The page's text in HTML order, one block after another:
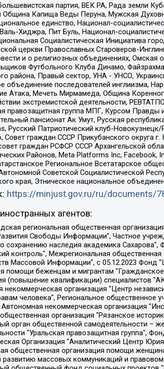
партия, ВЕК РА, Рада земли
Община Капища Веды Перуна, Мужская
единство, Национал-
Хиджра, Пит Буль, Национал-
Социалистическая Инициатива
церкви Православных Староверов-
и о религиозных объединениях, Омская
Футбольного Клуба Динамо,
района, Правый сектор, УНА - УНСО,
объединение последователей инглиизма,
Атака, Мечеть Мирмамеда, Община
экстремистской деятельности,
правозащитная группа МПГ, Курсом Правды
пансионат Ак Умут, Русская
Русский Патриотический клуб-
Совет граждан СССР Прикубанского округа
граждан РСФСР СССР Архангельской
Районов, Meta Platforms Inc,
Региональное Всетатарское
Советской Социалистической
края, Этническое национальное
https://minjust.gov.ru/ru/documents/
агентов:
благотворительная организация помощи беженцам и мигрантам "Гражданское содействие", Негосударственное образовательное учреждение дополнительного профессионального образования (повышение квалификации) специалистов "АКАДЕМИЯ ПО ПРАВАМ ЧЕЛОВЕКА", Свердловская региональная общественная организация "Сутяжник", Автономная некоммерческая организация "Центр независимых социологических исследований", Союз общественных объединений "Российский исследовательский центр по правам человека", Региональное общественное учреждение научно-информационный центр "МЕМОРИАЛ", Некоммерческая организация "Фонд защиты гласности", Автономная некоммерческая организация "Институт прав человека", Городская общественная организация "Екатеринбургское общество "МЕМОРИАЛ", Городская общественная организация "Рязанское историко-просветительское и правозащитное общество "Мемориал" (Рязанский Мемориал), Челябинский региональный орган общественной самодеятельности – женское общественное объединение "Женщины Евразии", Челябинский региональный орган общественной самодеятельности "Уральская правозащитная группа", Фонд содействия защите здоровья и социальной справедливости имени Андрея Рылькова, Автономная Некоммерческая Организация "Аналитический Центр Юрия Левады", Автономная некоммерческая организация социальной поддержки населения "Проект Апрель", Региональная общественная организация помощи женщинам и детям, находящимся в кризисной ситуации "Информационно-методический центр "Анна", Фонд содействия развитию массовых коммуникаций и правовому просвещению "Так-так-Так", Фонд содействия устойчивому развитию "Серебряная тайга", Свердловский региональный общественный фонд социальных проектов "Новое время", "Idel.Реалии", Кавказ.Реалии, Крым.Реалии, Телеканал Настоящее Время, Татаро-башкирская служба Радио Свобода (Azatliq Radiosi), Радио Свободная Европа/Радио Свобода (PCE/PC), "Сибирь.Реалии", "Фактограф", Благотворительный фонд помощи осужденным и их семьям, Автономная некоммерческая организация "Институт глобализации и социальных движений", Фонд "В защиту прав заключенных", Частное учреждение "Центр поддержки и содействия развитию средств массовой информации", Пензенский региональный общественный благотворительный фонд "Гражданский союз", "Север.Реалии", Некоммерческая организация Фонд "Правовая инициатива", Общество с ограниченной ответственностью "Радио Свободная Европа/Радио Свобода", Чешское информационное агентство "MEDIUM-ORIENT", Красноярская региональная общественная организация "Мы против СПИДа", Камалягин Денис Николаевич, Маркелов Сергей Евгеньевич, Пономарев Лев Александрович, Савицкая Людмила Алексеевна, Автономная некоммерческая организация "Центр по работе с проблемой насилия "НАСИЛИЮ.НЕТ",